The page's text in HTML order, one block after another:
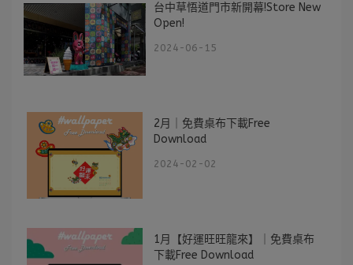
台中草悟道門市新開幕!Store New
Open!
2024-06-15
2月｜免費桌布下載Free
Download
2024-02-02
1月【好運旺旺龍來】｜免費桌布
下載Free Download